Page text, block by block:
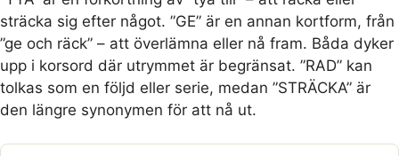
sträcka sig efter något. ”GE” är en annan kortform, från
”ge och räck” – att överlämna eller nå fram. Båda dyker
upp i korsord där utrymmet är begränsat. ”RAD” kan
tolkas som en följd eller serie, medan ”STRÄCKA” är
den längre synonymen för att nå ut.